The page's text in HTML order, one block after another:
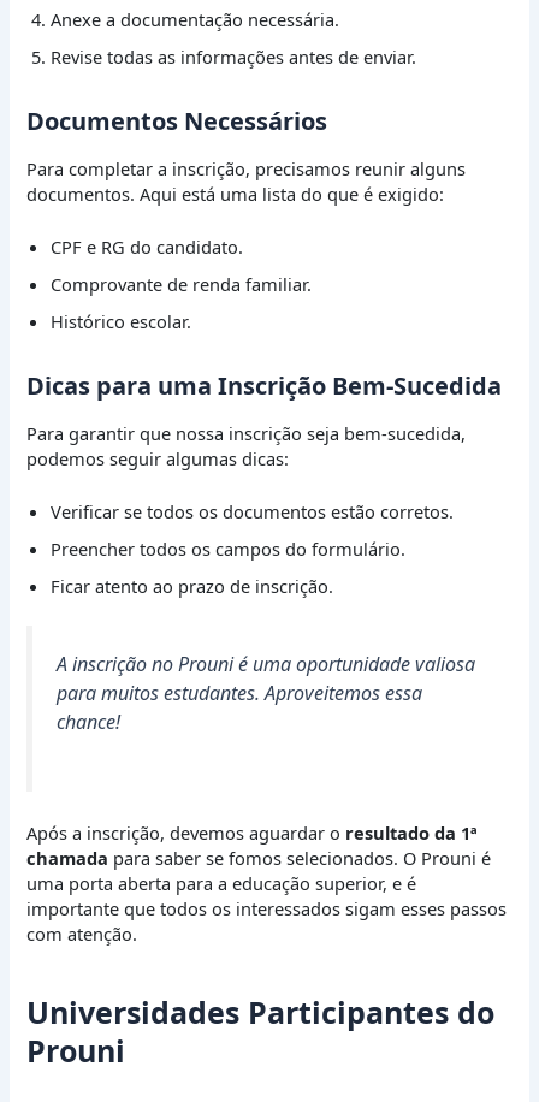
Anexe a documentação necessária.
Revise todas as informações antes de enviar.
Documentos Necessários
Para completar a inscrição, precisamos reunir alguns
documentos. Aqui está uma lista do que é exigido:
CPF e RG do candidato.
Comprovante de renda familiar.
Histórico escolar.
Dicas para uma Inscrição Bem-Sucedida
Para garantir que nossa inscrição seja bem-sucedida,
podemos seguir algumas dicas:
Verificar se todos os documentos estão corretos.
Preencher todos os campos do formulário.
Ficar atento ao prazo de inscrição.
A inscrição no Prouni é uma oportunidade valiosa
para muitos estudantes. Aproveitemos essa
chance!
Após a inscrição, devemos aguardar o resultado da 1ª
chamada para saber se fomos selecionados. O Prouni é
uma porta aberta para a educação superior, e é
importante que todos os interessados sigam esses passos
com atenção.
Universidades Participantes do
Prouni